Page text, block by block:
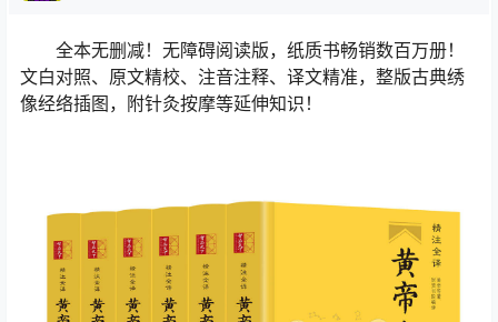
全本无删减！无障碍阅读版，纸质书畅销数百万册！
文白对照、原文精校、注音注释、译文精准，整版古典绣
像经络插图，附针灸按摩等延伸知识！